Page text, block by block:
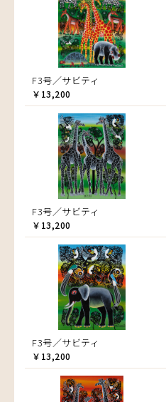
F3号／サビティ
￥13,200
F3号／サビティ
￥13,200
F3号／サビティ
￥13,200